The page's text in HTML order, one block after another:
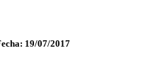
19/07/2017